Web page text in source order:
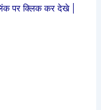
पर क्लिक कर देखे |